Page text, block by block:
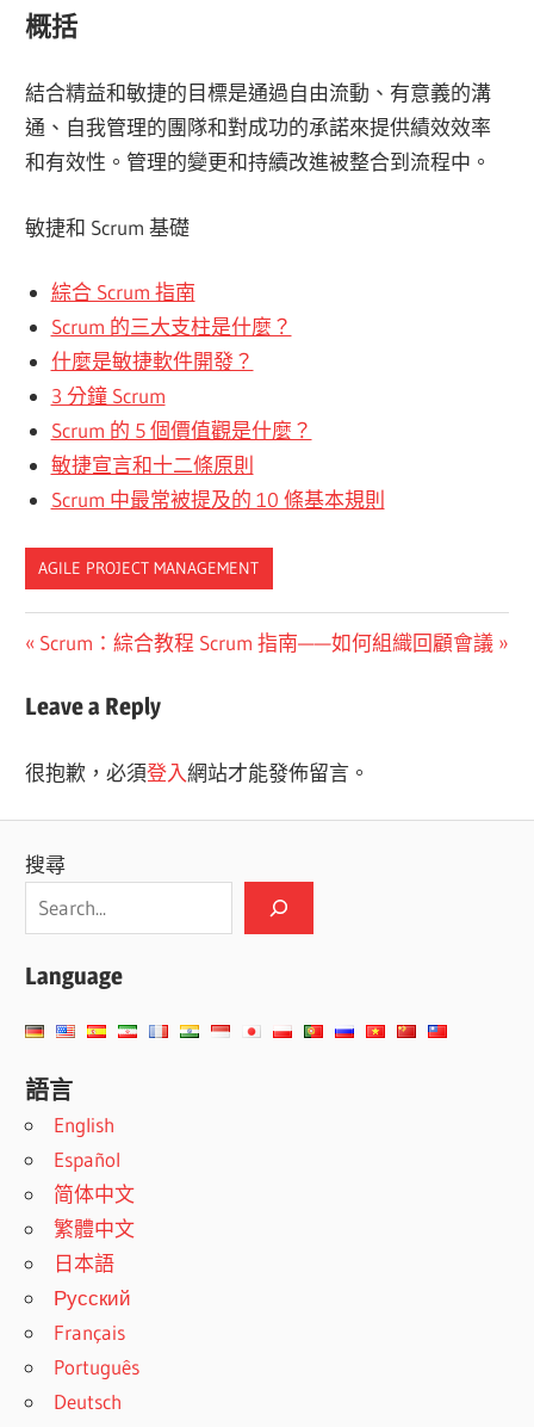
概括
結合精益和敏捷的目標是通過自由流動、有意義的溝
通、自我管理的團隊和對成功的承諾來提供績效效率
和有效性。管理的變更和持續改進被整合到流程中。
敏捷和 Scrum 基礎
綜合 Scrum 指南
Scrum 的三大支柱是什麼？
什麼是敏捷軟件開發？
3 分鐘 Scrum
Scrum 的 5 個價值觀是什麼？
敏捷宣言和十二條原則
Scrum 中最常被提及的 10 條基本規則
AGILE PROJECT MANAGEMENT
文
章
覽
Previous
Scrum：綜合教程 Next
Scrum 指南——如何組織回顧會議
Leave a Reply
很抱歉，必須登入網站才能發佈留言。
搜尋
Language
語言
English
Español
简体中文
繁體中文
日本語
Русский
Français
Português
Deutsch